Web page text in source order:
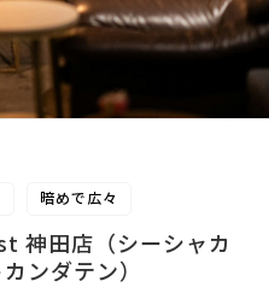
暗めで広々
神田店（シーシャカ
ンダテン）